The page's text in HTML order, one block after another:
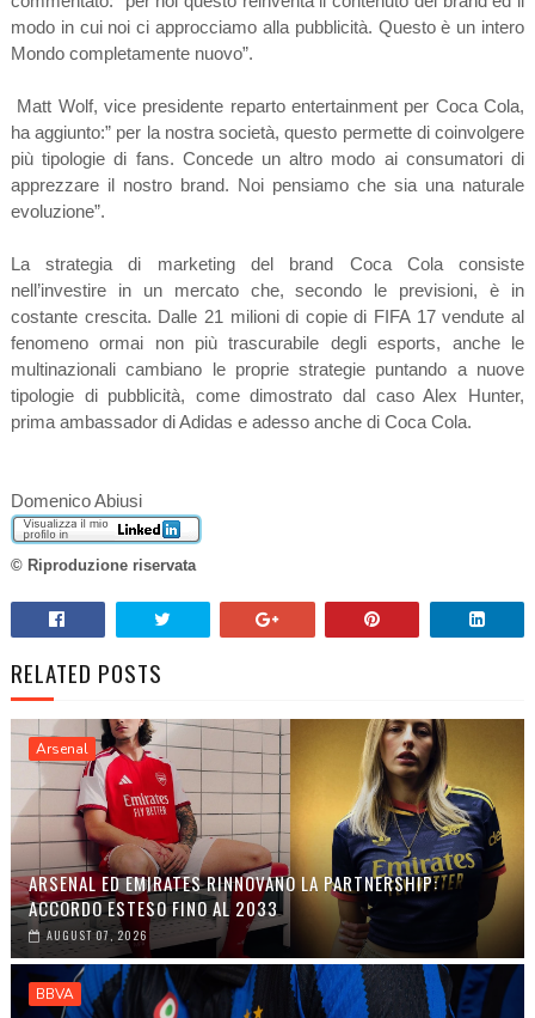
modo in cui noi ci approcciamo alla pubblicità. Questo è un intero
Mondo completamente nuovo”.
Matt Wolf, vice presidente reparto entertainment per Coca Cola,
ha aggiunto:” per la nostra società, questo permette di coinvolgere
più tipologie di fans. Concede un altro modo ai consumatori di
apprezzare il nostro brand. Noi pensiamo che sia una naturale
evoluzione”.
La strategia di marketing del brand Coca Cola consiste
nell’investire in un mercato che, secondo le previsioni, è in
costante crescita. Dalle 21 milioni di copie di FIFA 17 vendute al
fenomeno ormai non più trascurabile degli esports, anche le
multinazionali cambiano le proprie strategie puntando a nuove
tipologie di pubblicità, come dimostrato dal caso Alex Hunter,
prima ambassador di Adidas e adesso anche di Coca Cola.
Domenico Abiusi
© Riproduzione riservata
RELATED POSTS
Arsenal
ARSENAL ED EMIRATES RINNOVANO LA PARTNERSHIP:
ACCORDO ESTESO FINO AL 2033
AUGUST 07, 2026
BBVA